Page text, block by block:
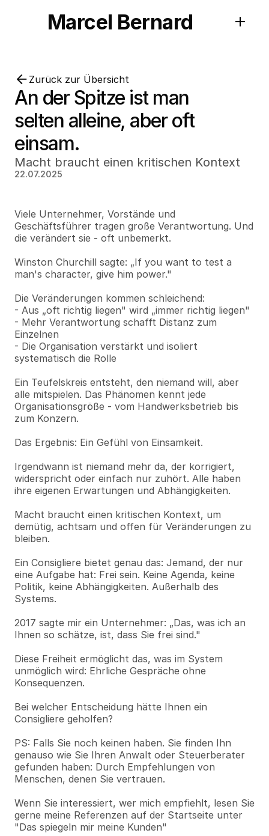
Marcel Bernard
Zurück zur Übersicht
An der Spitze ist man
selten alleine, aber oft
einsam.
Macht braucht einen kritischen Kontext
22.07.2025
Viele Unternehmer, Vorstände und
Geschäftsführer tragen große Verantwortung. Und
die verändert sie - oft unbemerkt.
Winston Churchill sagte: „If you want to test a
man's character, give him power."
Die Veränderungen kommen schleichend:
- Aus „oft richtig liegen" wird „immer richtig liegen"
- Mehr Verantwortung schafft Distanz zum
Einzelnen
- Die Organisation verstärkt und isoliert
systematisch die Rolle
Ein Teufelskreis entsteht, den niemand will, aber
alle mitspielen. Das Phänomen kennt jede
Organisationsgröße - vom Handwerksbetrieb bis
zum Konzern.
Das Ergebnis: Ein Gefühl von Einsamkeit.
Irgendwann ist niemand mehr da, der korrigiert,
widerspricht oder einfach nur zuhört. Alle haben
ihre eigenen Erwartungen und Abhängigkeiten.
Macht braucht einen kritischen Kontext, um
demütig, achtsam und offen für Veränderungen zu
bleiben.
Ein Consigliere bietet genau das: Jemand, der nur
eine Aufgabe hat: Frei sein. Keine Agenda, keine
Politik, keine Abhängigkeiten. Außerhalb des
Systems.
2017 sagte mir ein Unternehmer: „Das, was ich an
Ihnen so schätze, ist, dass Sie frei sind."
Diese Freiheit ermöglicht das, was im System
unmöglich wird: Ehrliche Gespräche ohne
Konsequenzen.
Bei welcher Entscheidung hätte Ihnen ein
Consigliere geholfen?
PS: Falls Sie noch keinen haben. Sie finden Ihn
genauso wie Sie Ihren Anwalt oder Steuerberater
gefunden haben: Durch Empfehlungen von
Menschen, denen Sie vertrauen.
Wenn Sie interessiert, wer mich empfiehlt, lesen Sie
gerne meine Referenzen auf der Startseite unter
"Das spiegeln mir meine Kunden"